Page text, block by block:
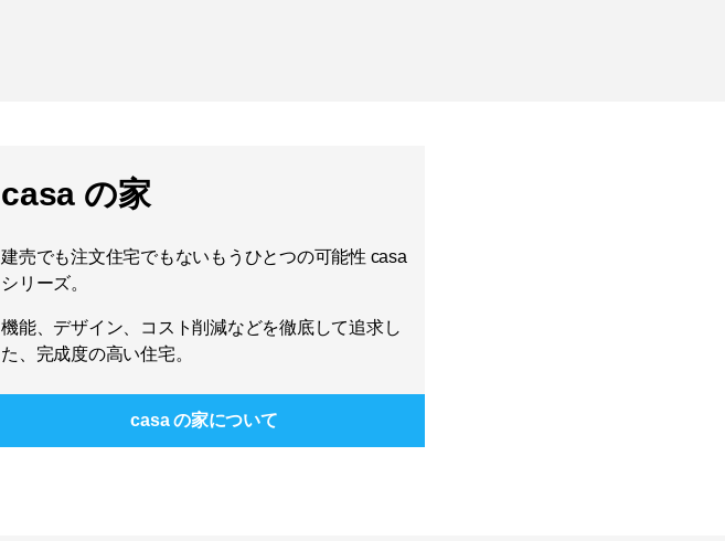
casa の家
建売でも注文住宅でもないもうひとつの可能性 casa
シリーズ。
機能、デザイン、コスト削減などを徹底して追求し
た、完成度の高い住宅。
casa の家について